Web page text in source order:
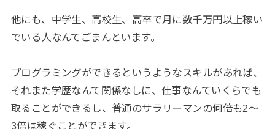
他にも、中学生、高校生、高卒で月に数千万円以上稼い
でいる人なんてごまんといます。
プログラミングができるというようなスキルがあれば、
それまた学歴なんて関係なしに、仕事なんていくらでも
取ることができるし、普通のサラリーマンの何倍も2〜
3倍は稼ぐことができます。